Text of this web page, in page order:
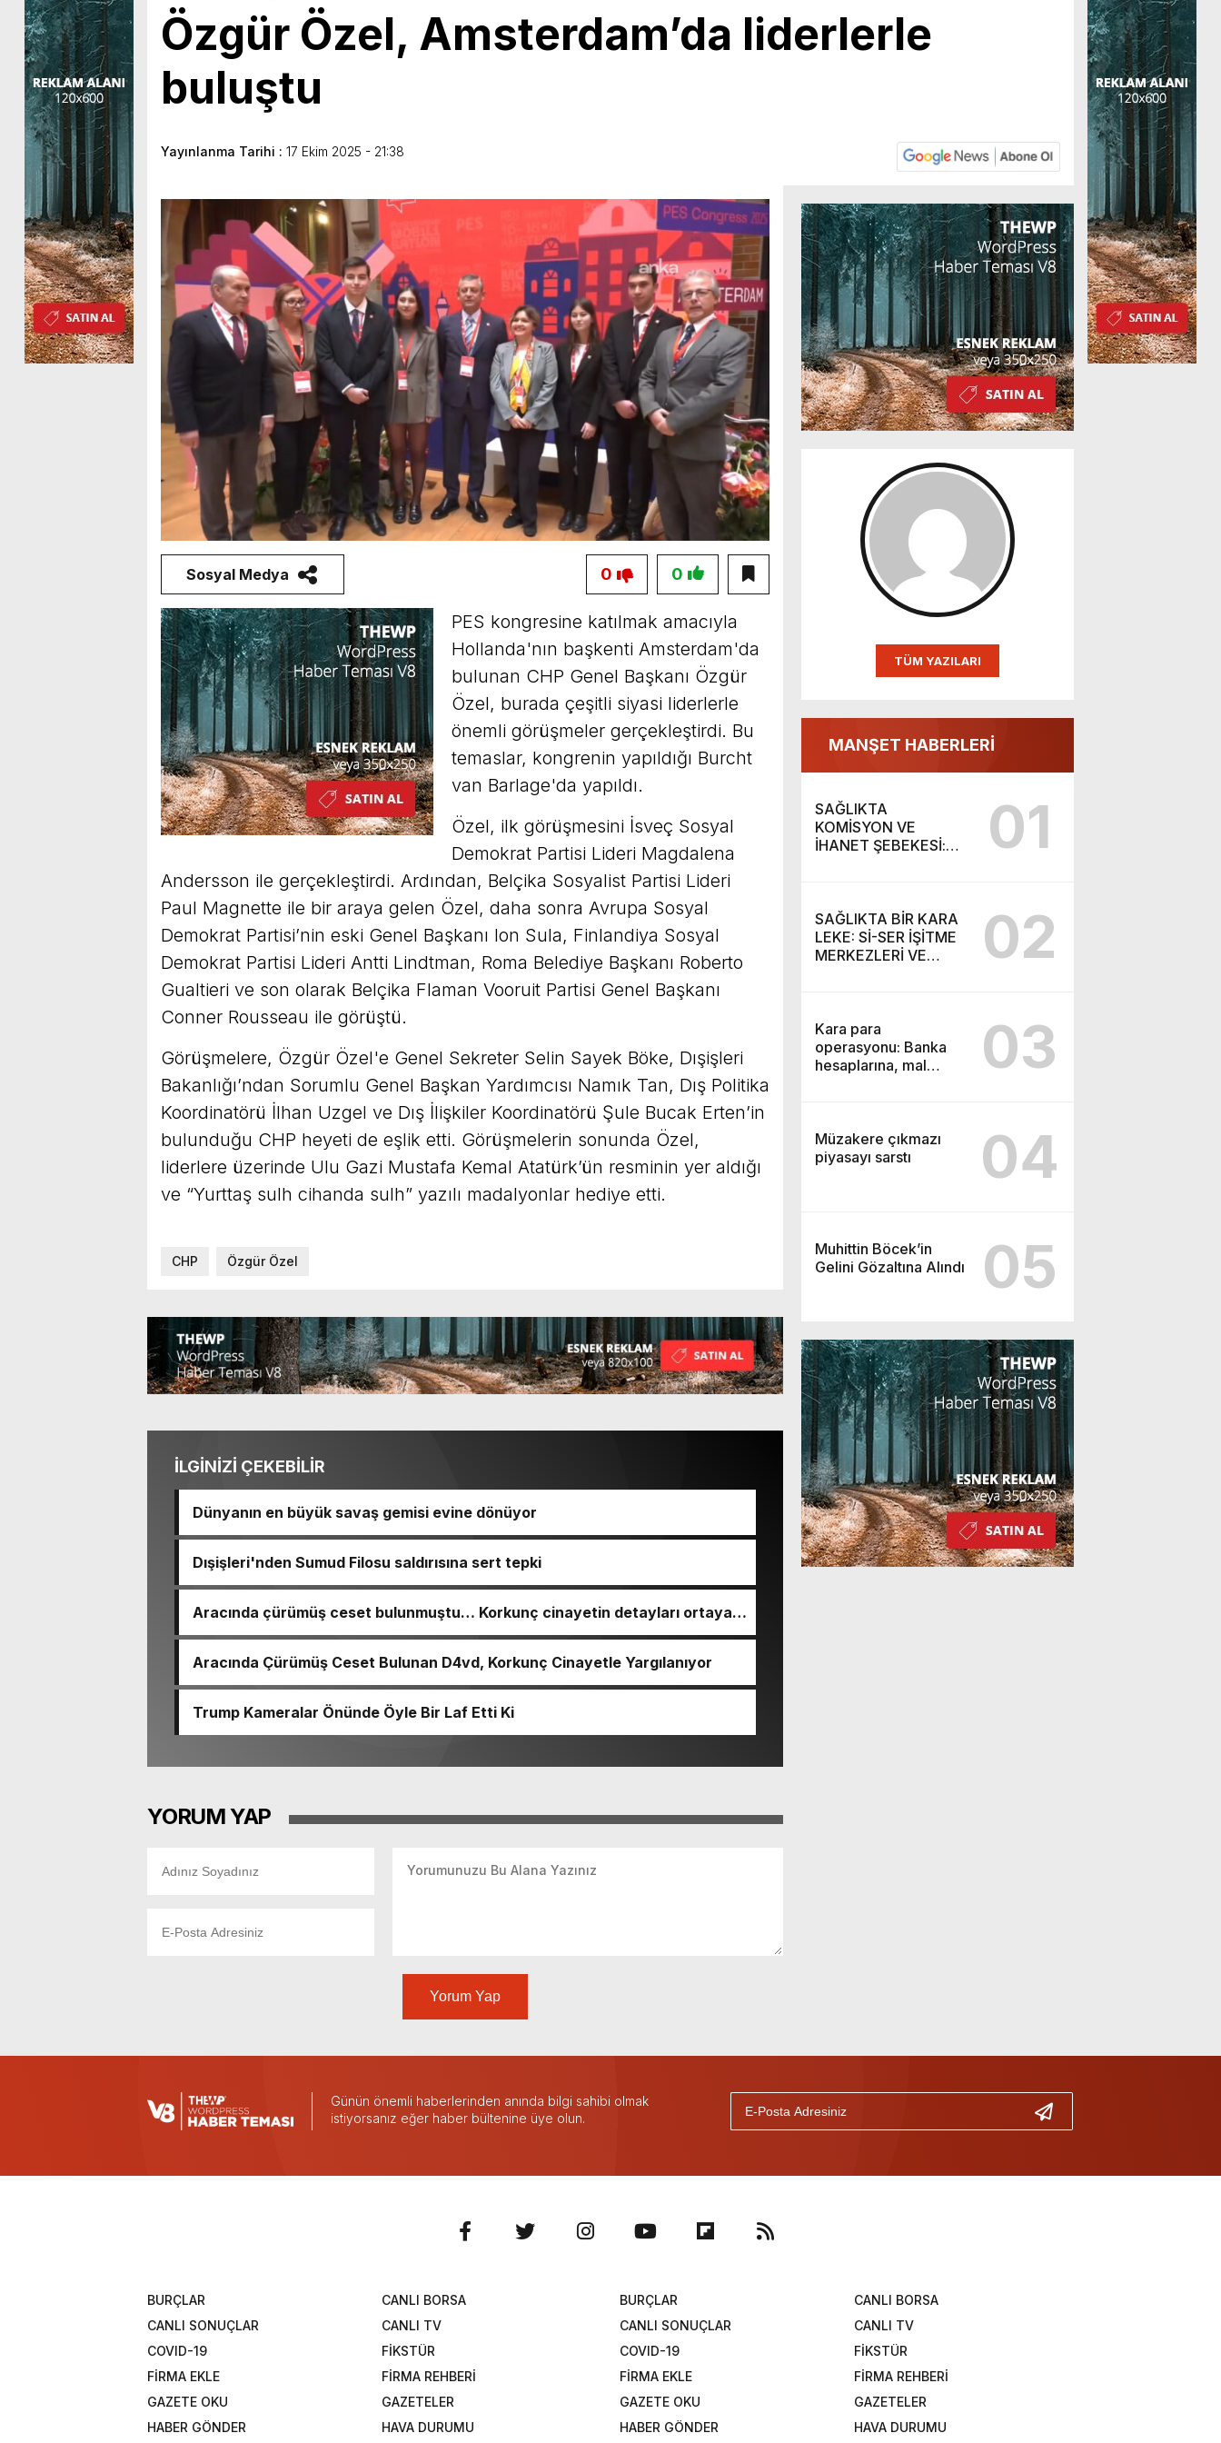
Özgür Özel, Amsterdam’da liderlerle
buluştu
Yayınlanma Tarihi : 17 Ekim 2025 - 21:38
TÜM YAZILARI
MANŞET HABERLERİ
SAĞLIKTA
KOMİSYON VE
İHANET ŞEBEKESİ:
VURGUNU!
01
SAĞLIKTA BİR KARA
LEKE: Sİ-SER İŞİTME
MERKEZLERİ VE
02
Kara para
operasyonu: Banka
hesaplarına, mal
03
Müzakere çıkmazı
piyasayı sarstı
04
Muhittin Böcek’in
Gelini Gözaltına Alındı
05
Sosyal Medya 0
0
PES kongresine katılmak amacıyla
Hollanda'nın başkenti Amsterdam'da
bulunan CHP Genel Başkanı Özgür
Özel, burada çeşitli siyasi liderlerle
önemli görüşmeler gerçekleştirdi. Bu
temaslar, kongrenin yapıldığı Burcht
van Barlage'da yapıldı.
Özel, ilk görüşmesini İsveç Sosyal
Demokrat Partisi Lideri Magdalena
Andersson ile gerçekleştirdi. Ardından, Belçika Sosyalist Partisi Lideri
Paul Magnette ile bir araya gelen Özel, daha sonra Avrupa Sosyal
Demokrat Partisi’nin eski Genel Başkanı Ion Sula, Finlandiya Sosyal
Demokrat Partisi Lideri Antti Lindtman, Roma Belediye Başkanı Roberto
Gualtieri ve son olarak Belçika Flaman Vooruit Partisi Genel Başkanı
Conner Rousseau ile görüştü.
Görüşmelere, Özgür Özel'e Genel Sekreter Selin Sayek Böke, Dışişleri
Bakanlığı’ndan Sorumlu Genel Başkan Yardımcısı Namık Tan, Dış Politika
Koordinatörü İlhan Uzgel ve Dış İlişkiler Koordinatörü Şule Bucak Erten’in
bulunduğu CHP heyeti de eşlik etti. Görüşmelerin sonunda Özel,
liderlere üzerinde Ulu Gazi Mustafa Kemal Atatürk’ün resminin yer aldığı
ve “Yurttaş sulh cihanda sulh” yazılı madalyonlar hediye etti.
CHP Özgür Özel
İLGİNİZİ ÇEKEBİLİR
Dünyanın en büyük savaş gemisi evine dönüyor
Dışişleri'nden Sumud Filosu saldırısına sert tepki
Aracında çürümüş ceset bulunmuştu… Korkunç cinayetin detayları ortaya
çıktı
Aracında Çürümüş Ceset Bulunan D4vd, Korkunç Cinayetle Yargılanıyor
Trump Kameralar Önünde Öyle Bir Laf Etti Ki
YORUM YAP
Yorum Yap
Günün önemli haberlerinden anında bilgi sahibi olmak
istiyorsanız eğer haber bültenine üye olun.
BURÇLAR
CANLI BORSA
CANLI SONUÇLAR
CANLI TV
COVID-19
FİKSTÜR
FİRMA EKLE
FİRMA REHBERİ
GAZETE OKU
GAZETELER
HABER GÖNDER
HAVA DURUMU
BURÇLAR
CANLI BORSA
CANLI SONUÇLAR
CANLI TV
COVID-19
FİKSTÜR
FİRMA EKLE
FİRMA REHBERİ
GAZETE OKU
GAZETELER
HABER GÖNDER
HAVA DURUMU